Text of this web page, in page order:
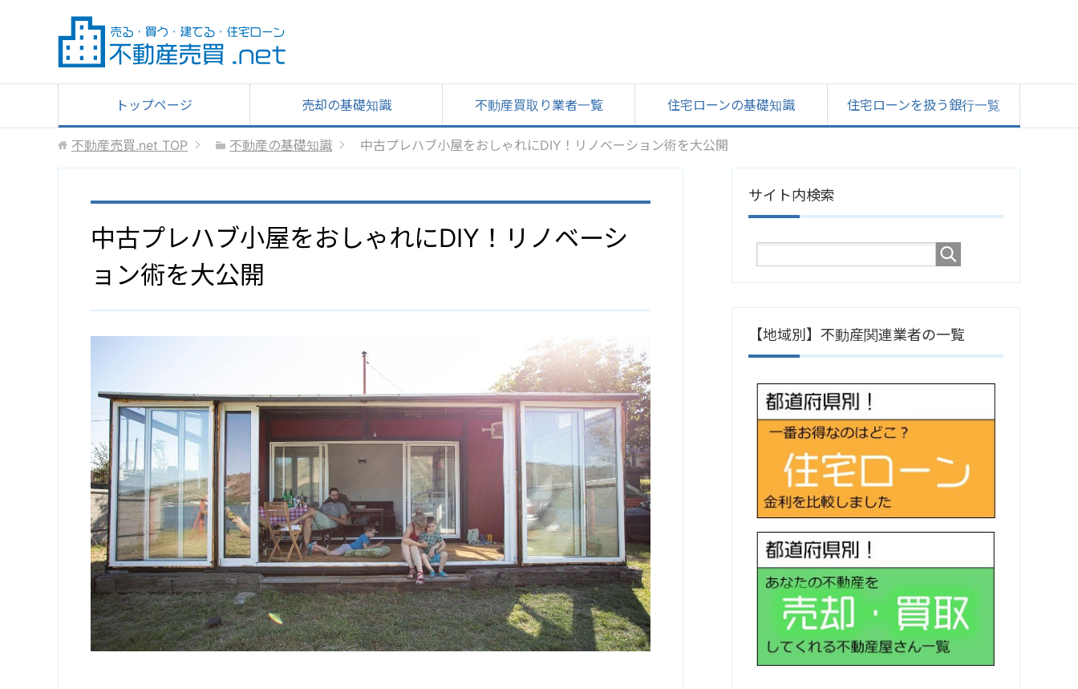
トップページ 売却の基礎知識 不動産買取り業者一覧 住宅ローンの基礎知識 住宅ローンを扱う銀行一覧
不動産売買.net TOP 不動産の基礎知識 中古プレハブ小屋をおしゃれにDIY！リノベーション術を大公開
中古プレハブ小屋をおしゃれにDIY！リノベーシ
ョン術を大公開
サイト内検索
【地域別】不動産関連業者の一覧